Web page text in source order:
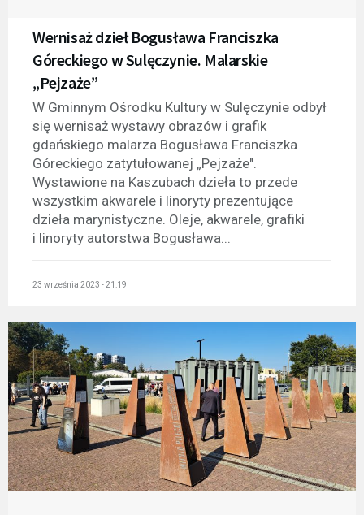
Wernisaż dzieł Bogusława Franciszka
Góreckiego w Sulęczynie. Malarskie
„Pejzaże”
W Gminnym Ośrodku Kultury w Sulęczynie odbył
się wernisaż wystawy obrazów i grafik
gdańskiego malarza Bogusława Franciszka
Góreckiego zatytułowanej „Pejzaże".
Wystawione na Kaszubach dzieła to przede
wszystkim akwarele i linoryty prezentujące
dzieła marynistyczne. Oleje, akwarele, grafiki
i linoryty autorstwa Bogusława...
23 września 2023 - 21:19